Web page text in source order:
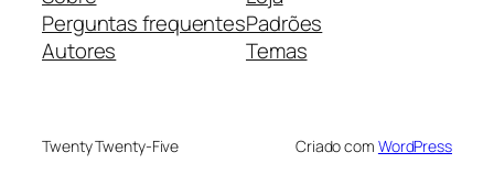
Perguntas frequentes
Autores
Padrões
Temas
Twenty Twenty-Five Criado com WordPress